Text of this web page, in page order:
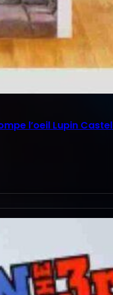
l’oeil Lupin